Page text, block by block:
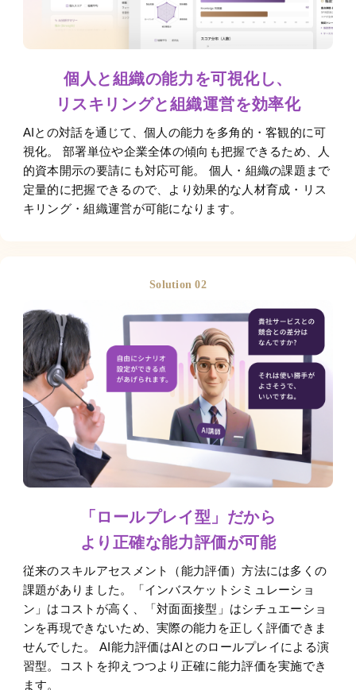
個人と組織の能力を可視化し、
リスキリングと組織運営を効率化
AIとの対話を通じて、個人の能力を多角的・客観的に可
視化。 部署単位や企業全体の傾向も把握できるため、人
的資本開示の要請にも対応可能。 個人・組織の課題まで
定量的に把握できるので、より効果的な人材育成・リス
キリング・組織運営が可能になります。
Solution 02
「ロールプレイ型」だから
より正確な能力評価が可能
従来のスキルアセスメント（能力評価）方法には多くの
課題がありました。「インバスケットシミュレーショ
ン」はコストが高く、「対面面接型」はシチュエーショ
ンを再現できないため、実際の能力を正しく評価できま
せんでした。 AI能力評価はAIとのロールプレイによる演
習型。コストを抑えつつより正確に能力評価を実施でき
ます。